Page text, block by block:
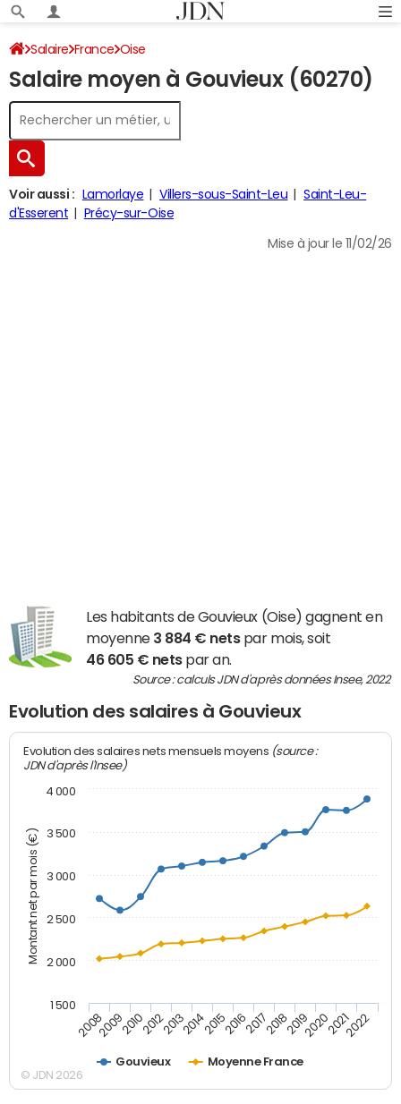
Salaire France Oise
Salaire moyen à Gouvieux (60270)
Voir aussi : Lamorlaye Villers-sous-Saint-Leu
Saint-Leu-
d'Esserent
Précy-sur-Oise
Mise à jour le 11/02/26
Les habitants de Gouvieux (Oise) gagnent en
moyenne 3 884 € netspar mois, soit
46 605 € netspar an.
Source : calculs JDN d'après données Insee, 2022
Evolution des salaires à Gouvieux
Montant net par mois (€)
Evolution des salaires nets mensuels moyens (source :
JDN d'après l'Insee)
Gouvieux Moyenne France
20082009201020122013201420152016201720182019202020212022
1 500
2 000
2 500
3 000
3 500
4 000
© JDN 2026